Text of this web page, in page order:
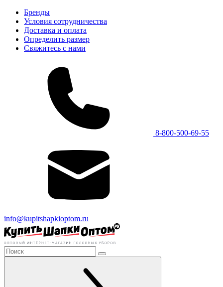
Бренды
Условия сотрудничества
Доставка и оплата
Определить размер
Свяжитесь с нами
8-800-500-69-55
info@kupitshapkioptom.ru